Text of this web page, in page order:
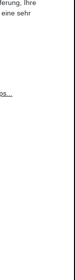
Ihre
sehr
...